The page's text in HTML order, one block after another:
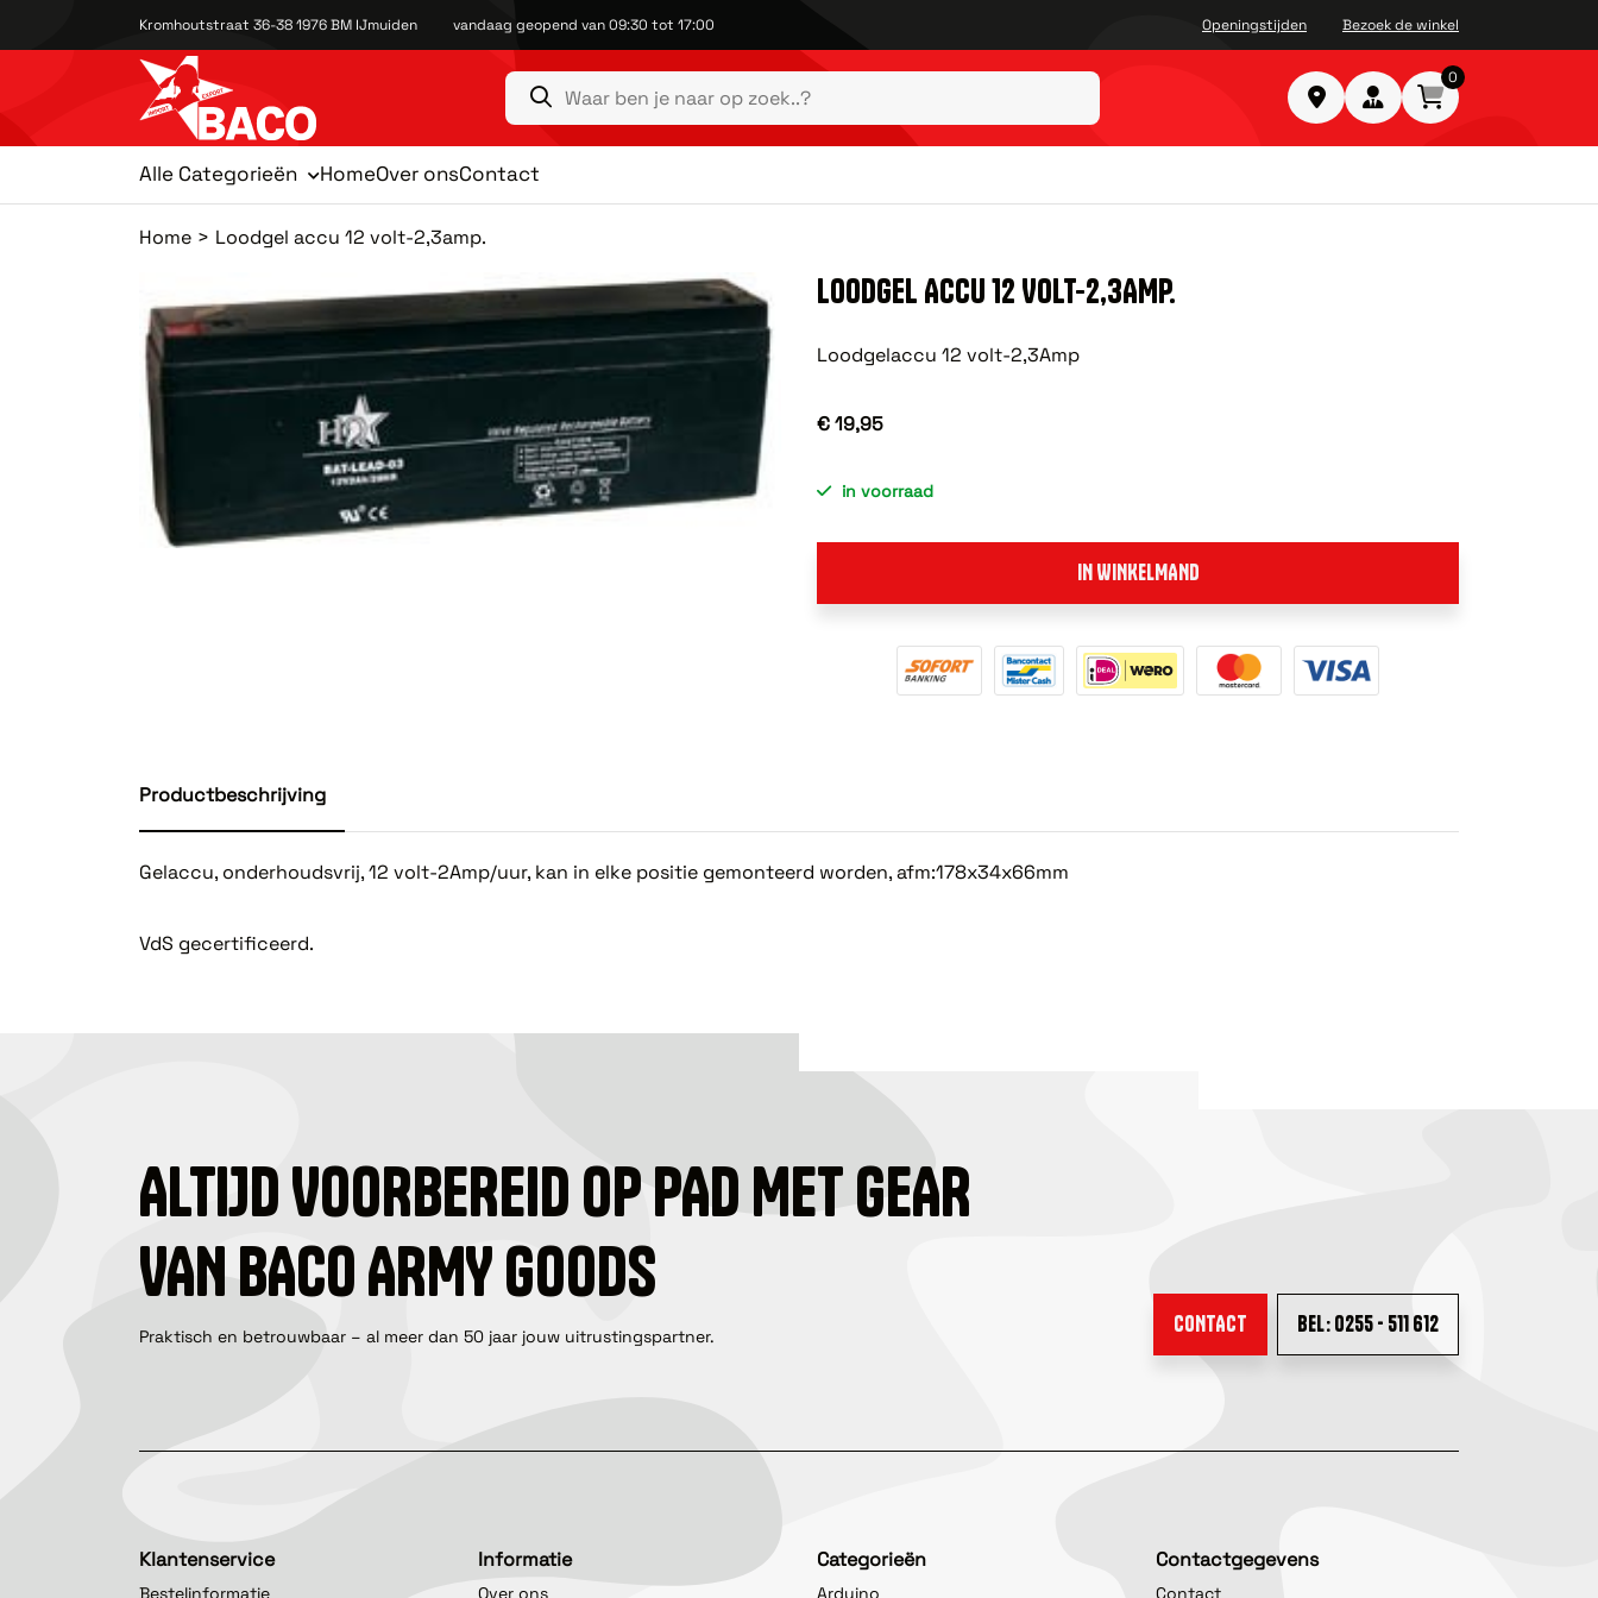
Kromhoutstraat 36-38 1976 BM IJmuiden vandaag geopend van 09:30 tot 17:00 Openingstijden Bezoek de winkel
0
Alle Categorieën HomeOver onsContact
Home Loodgel accu 12 volt-2,3amp.
LOODGEL ACCU 12 VOLT-2,3AMP.
Loodgelaccu 12 volt-2,3Amp
€ 19,95
in voorraad
IN WINKELMAND
Productbeschrijving
Gelaccu, onderhoudsvrij, 12 volt-2Amp/uur, kan in elke positie gemonteerd worden, afm:178x34x66mm
VdS gecertificeerd.
ALTIJD VOORBEREID OP PAD MET GEAR
VAN BACO ARMY GOODS
Praktisch en betrouwbaar – al meer dan 50 jaar jouw uitrustingspartner. CONTACT BEL: 0255 - 511 612
Klantenservice
Bestelinformatie
Informatie
Over ons
Categorieën
Arduino
Contactgegevens
Contact